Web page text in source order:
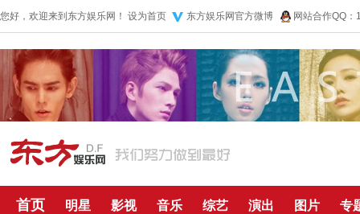
您好，欢迎来到东方娱乐网！ 设为首页 东方娱乐网官方微博 网站合作QQ
首页 明星 影视 音乐 综艺 演出 图片 专